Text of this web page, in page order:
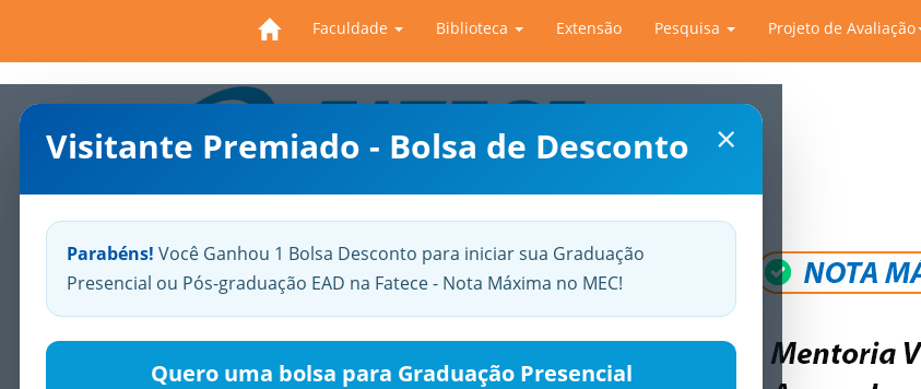
Faculdade Biblioteca Extensão Pesquisa Projeto de Avaliação
×
Visitante Premiado - Bolsa de Desconto
Parabéns! Você Ganhou 1 Bolsa Desconto para iniciar sua Graduação
Presencial ou Pós-graduação EAD na Fatece - Nota Máxima no MEC!
Quero uma bolsa para Graduação Presencial
Previous